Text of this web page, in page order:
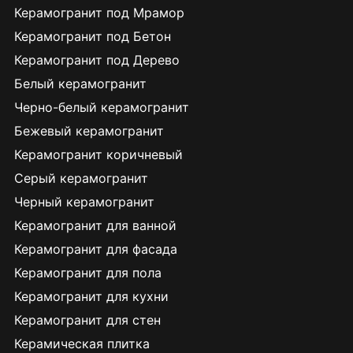
Керамогранит под Мрамор
Керамогранит под Бетон
Керамогранит под Дерево
Белый керамогранит
Черно-белый керамогранит
Бежевый керамогранит
Керамогранит коричневый
Серый керамогранит
Черный керамогранит
Керамогранит для ванной
Керамогранит для фасада
Керамогранит для пола
Керамогранит для кухни
Керамогранит для стен
Керамическая плитка